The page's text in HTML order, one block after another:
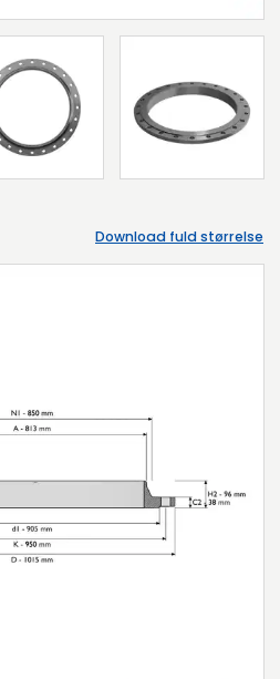
Download fuld størrelse